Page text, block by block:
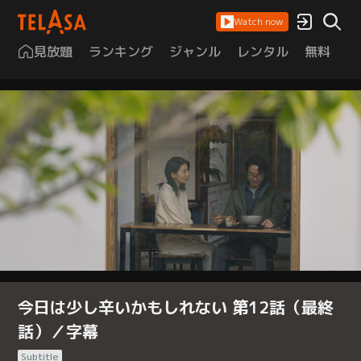
Watch now
見放題 ランキング ジャンル レンタル 無料
今日は少し辛いかもしれない 第12話（最終
話）／字幕
Subtitle